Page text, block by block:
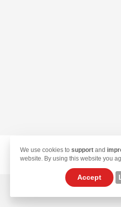
© 2026 TekLan VPN.
We use cookies to support and
website. By using this website you
Accept